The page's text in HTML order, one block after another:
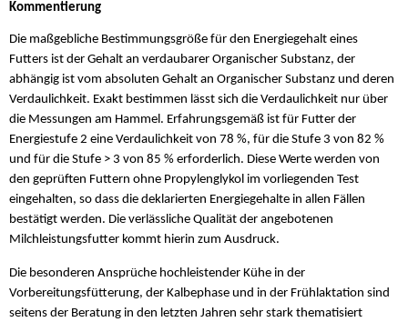
Kommentierung
Die maßgebliche Bestimmungsgröße für den Energiegehalt eines
Futters ist der Gehalt an verdaubarer Organischer Substanz, der
abhängig ist vom absoluten Gehalt an Organischer Substanz und deren
Verdaulichkeit. Exakt bestimmen lässt sich die Verdaulichkeit nur über
die Messungen am Hammel. Erfahrungsgemäß ist für Futter der
Energiestufe 2 eine Verdaulichkeit von 78 %, für die Stufe 3 von 82 %
und für die Stufe > 3 von 85 % erforderlich. Diese Werte werden von
den geprüften Futtern ohne Propylenglykol im vorliegenden Test
eingehalten, so dass die deklarierten Energiegehalte in allen Fällen
bestätigt werden. Die verlässliche Qualität der angebotenen
Milchleistungsfutter kommt hierin zum Ausdruck.
Die besonderen Ansprüche hochleistender Kühe in der
Vorbereitungsfütterung, der Kalbephase und in der Frühlaktation sind
seitens der Beratung in den letzten Jahren sehr stark thematisiert